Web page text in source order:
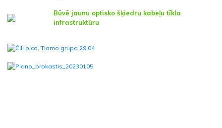
Būvē jaunu optisko šķiedru kabeļu tīkla
infrastruktūru